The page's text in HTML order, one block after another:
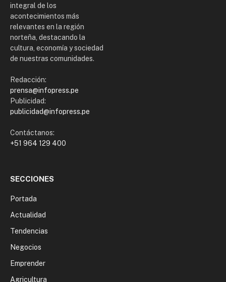
integral de los
acontecimientos más
relevantes en la región
norteña, destacando la
cultura, economía y sociedad
de nuestras comunidades.
Redacción:
prensa@infopress.pe
Publicidad:
publicidad@infopress.pe
Contáctanos:
+51 964 129 400
SECCIONES
Portada
Actualidad
Tendencias
Negocios
Emprender
Agricultura